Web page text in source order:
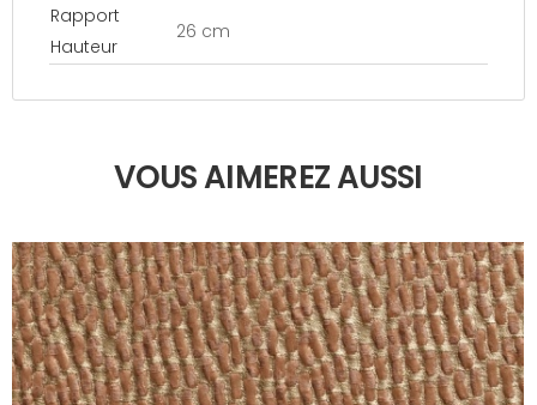
Rapport
Hauteur
26 cm
VOUS AIMEREZ AUSSI